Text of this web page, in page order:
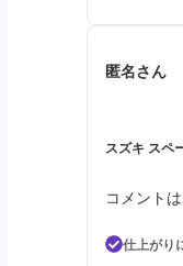
匿名さん
スズキ スペ
コメント
仕上がり